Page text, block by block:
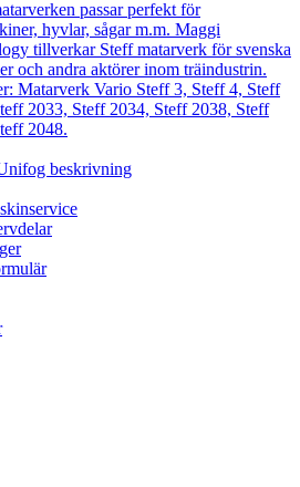
passar perfekt för
hyvlar, sågar m.m. Maggi
tillverkar Steff matarverk för svenska
och andra aktörer inom träindustrin.
Matarverk Vario Steff 3, Steff 4, Steff
2033, Steff 2034, Steff 2038, Steff
2048.
beskrivning